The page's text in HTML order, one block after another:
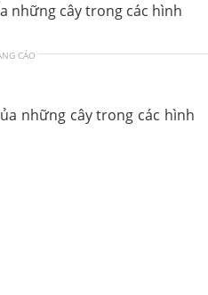
những cây trong các hình
CÁO
những cây trong các hình